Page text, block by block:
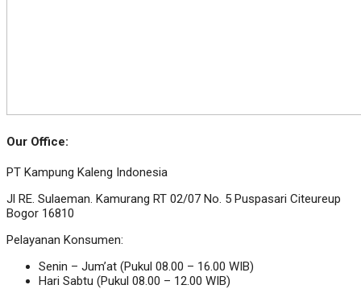
Our Office:
PT Kampung Kaleng Indonesia
Jl RE. Sulaeman. Kamurang RT 02/07 No. 5 Puspasari Citeureup
Bogor 16810
Pelayanan Konsumen:
Senin – Jum’at (Pukul 08.00 – 16.00 WIB)
Hari Sabtu (Pukul 08.00 – 12.00 WIB)